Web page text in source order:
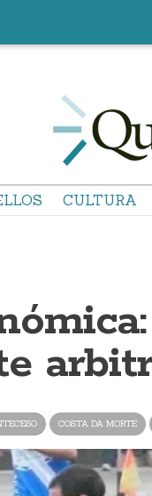
CULTURA
COSTA DA MORTE